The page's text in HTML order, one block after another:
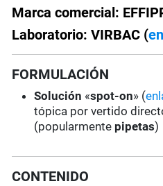
Marca comercial:
Laboratorio: VIRBAC (
FORMULACIÓN
Solución «spot-on» (
tópica por vertido
(popularmente pipetas)
CONTENIDO